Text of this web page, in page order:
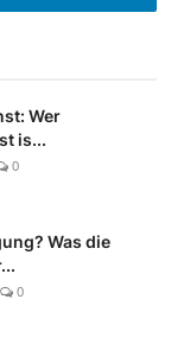
Wer
is...
0
Was die
0